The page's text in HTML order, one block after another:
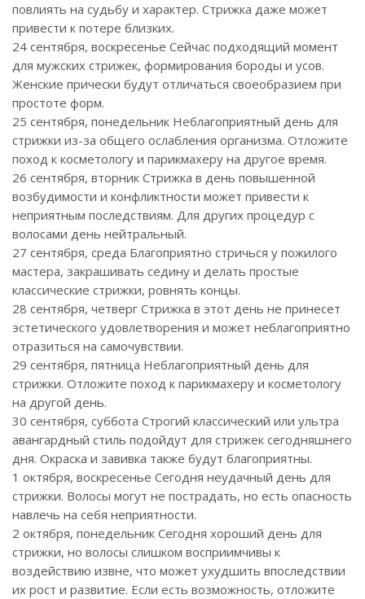
повлиять на судьбу и характер. Стрижка даже может
привести к потере близких.
24 сентября, воскресенье Сейчас подходящий момент
для мужских стрижек, формирования бороды и усов.
Женские прически будут отличаться своеобразием при
простоте форм.
25 сентября, понедельник Неблагоприятный день для
стрижки из-за общего ослабления организма. Отложите
поход к косметологу и парикмахеру на другое время.
26 сентября, вторник Стрижка в день повышенной
возбудимости и конфликтности может привести к
неприятным последствиям. Для других процедур с
волосами день нейтральный.
27 сентября, среда Благоприятно стричься у пожилого
мастера, закрашивать седину и делать простые
классические стрижки, ровнять концы.
28 сентября, четверг Стрижка в этот день не принесет
эстетического удовлетворения и может неблагоприятно
отразиться на самочувствии.
29 сентября, пятница Неблагоприятный день для
стрижки. Отложите поход к парикмахеру и косметологу
на другой день.
30 сентября, суббота Строгий классический или ультра
авангардный стиль подойдут для стрижек сегодняшнего
дня. Окраска и завивка также будут благоприятны.
1 октября, воскресенье Сегодня неудачный день для
стрижки. Волосы могут не пострадать, но есть опасность
навлечь на себя неприятности.
2 октября, понедельник Сегодня хороший день для
стрижки, но волосы слишком восприимчивы к
воздействию извне, что может ухудшить впоследствии
их рост и развитие. Если есть возможность, отложите